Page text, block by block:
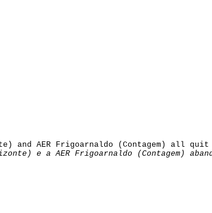
and AER Frigoarnaldo (Contagem) all quit
e a AER Frigoarnaldo (Contagem)